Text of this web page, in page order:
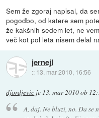
Sem že zgoraj napisal, da
pogodbo, od katere sem
že kakšnih sedem let, ne
več kot pol leta nisem delal
jernejl
:: 13. mar 2010, 16:56
djordjevic je 13. mar 2010 ob
A, daj. Ne bluzi, no. Da se